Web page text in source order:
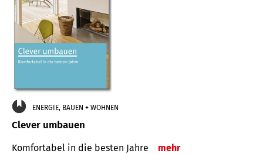
ENERGIE, BAUEN + WOHNEN
Clever umbauen
Komfortabel in die besten Jahre mehr